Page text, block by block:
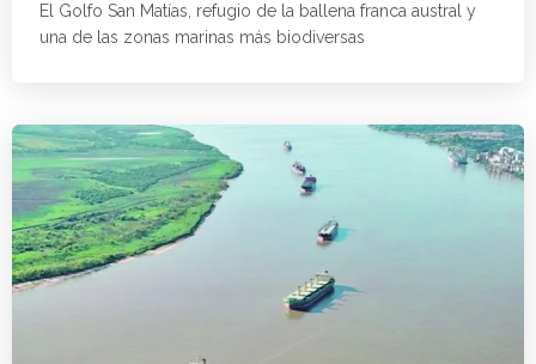
El Golfo San Matías, refugio de la ballena franca austral y
una de las zonas marinas más biodiversas